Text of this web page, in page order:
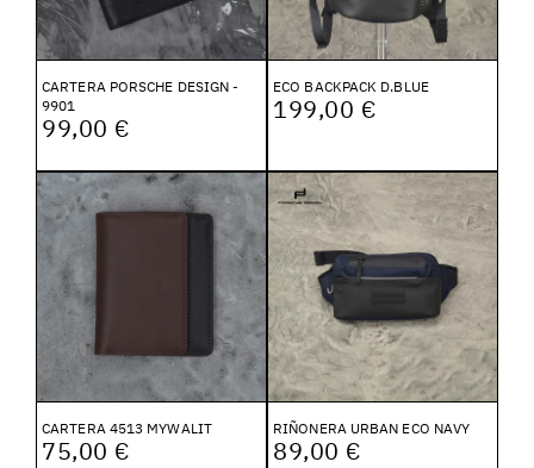
CARTERA PORSCHE DESIGN -
9901
99,00 €
ECO BACKPACK D.BLUE
199,00 €
CARTERA 4513 MYWALIT
75,00 €
RIÑONERA URBAN ECO NAVY
89,00 €